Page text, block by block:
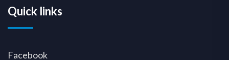
Quick links
Facebook